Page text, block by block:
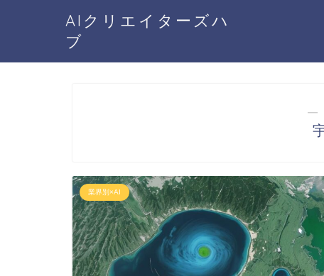
AIクリエイターズハ
ブ
―
業界別×AI